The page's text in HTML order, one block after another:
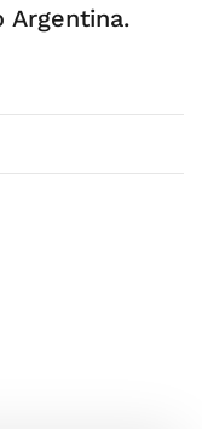
Argentina.